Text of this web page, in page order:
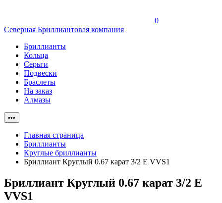
0
Северная Бриллиантовая компания
Бриллианты
Кольца
Серьги
Подвески
Браслеты
На заказ
Алмазы
•••
Главная страница
Бриллианты
Круглые бриллианты
Бриллиант Круглый 0.67 карат 3/2 E VVS1
Бриллиант Круглый 0.67 карат 3/2 E
VVS1